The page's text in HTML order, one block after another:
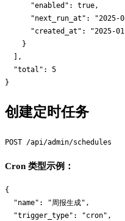
      "enabled": true,
"next_run_at": "2025-
"created_at": "2025-
    }
  ],
  "total": 5
创建定时任务
Cron 类型示例：
{
  "name": "周报生成",
  "trigger_type": "cron",